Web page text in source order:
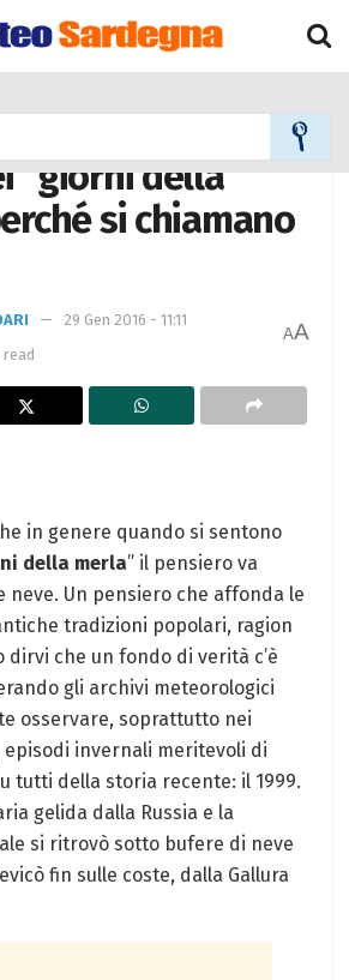
“giorni della
si chiamano
29 Gen 2016 - 11:11
read
AA
in genere quando si sentono
della merla” il pensiero va
neve. Un pensiero che affonda le
tradizioni popolari, ragion
dirvi che un fondo di verità c’è
gli archivi meteorologici
osservare, soprattutto nei
invernali meritevoli di
tutti della storia recente: il 1999.
gelida dalla Russia e la
si ritrovò sotto bufere di neve
fin sulle coste, dalla Gallura